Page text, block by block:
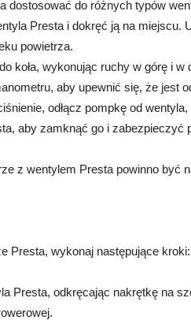
dostosować do różnych typów
Presta i dokręć ją na miejscu.
powietrza.
koła, wykonując ruchy w górę i w
aby upewnić się, że jest
odłącz pompkę od
aby zamknąć go i zabezpieczyć
z wentylem Presta powinno być
Presta, wykonaj następujące kroki:
Presta, odkręcając nakrętkę na